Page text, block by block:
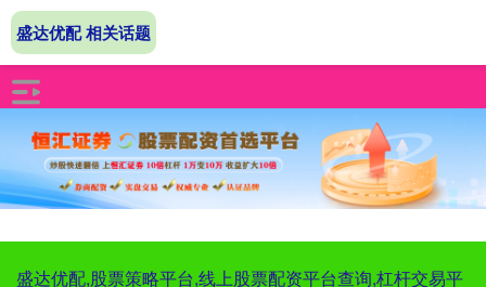
盛达优配,股票策略平台,线上股票配资平台查询,杠杆交易平
盛达优配 相关话题